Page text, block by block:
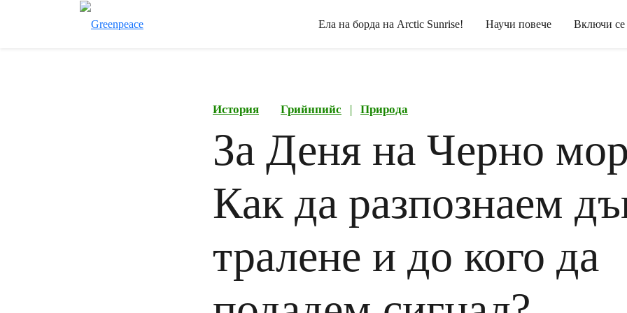
Ела на борда на Arctic Sunrise! Научи повече Включи се
История Грийнпийс | Природа
За Деня на Черно
Как да разпознаем
тралене и до кого да